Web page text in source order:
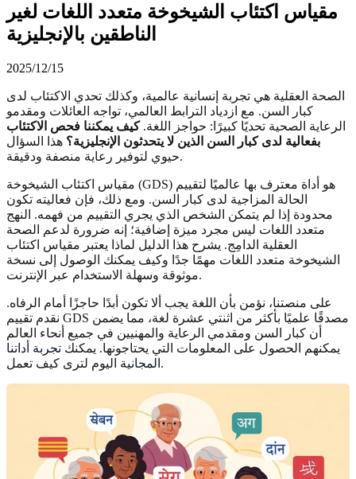
مقياس اكتئاب الشيخوخة متعدد اللغات لغير
الناطقين بالإنجليزية
2025/12/15
الصحة العقلية هي تجربة إنسانية عالمية، وكذلك تحدي الاكتئاب لدى
كبار السن. مع ازدياد الترابط العالمي، تواجه العائلات ومقدمو
الرعاية الصحية تحديًا كبيرًا: حواجز اللغة.كيف يمكننا فحص الاكتئاب
بفعالية لدى كبار السن الذين لا يتحدثون الإنجليزية؟ هذا السؤال
حيوي لتوفير رعاية منصفة ودقيقة.
مقياس اكتئاب الشيخوخة (GDS) هو أداة معترف بها عالميًا لتقييم
الحالة المزاجية لدى كبار السن. ومع ذلك، فإن فعاليته تكون
محدودة إذا لم يتمكن الشخص الذي يجري التقييم من فهمه. النهج
متعدد اللغات ليس مجرد ميزة إضافية؛ إنه ضرورة لدعم الصحة
العقلية الدامِج. يشرح هذا الدليل لماذا يعتبر مقياس اكتئاب
الشيخوخة متعدد اللغات مهمًا جدًا وكيف يمكنك الوصول إلى نسخة
موثوقة وسهلة الاستخدام عبر الإنترنت.
على منصتنا، نؤمن بأن اللغة يجب ألا تكون أبدًا حاجزًا أمام الرفاه.
نقدم تقييم GDS مصدقًا علميًا بأكثر من اثنتي عشرة لغة، مما يضمن
أن كبار السن ومقدمي الرعاية والمهنيين في جميع أنحاء العالم
يمكنهم الحصول على المعلومات التي يحتاجونها. يمكنك تجربة أداتنا
المجانية اليوم لترى كيف تعمل.